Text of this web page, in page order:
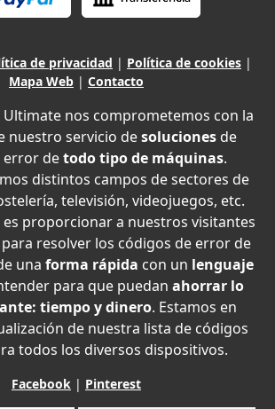
de privacidad | Política de cookies |
Mapa Web | Contacto
Ultimate nos comprometemos con la
nuestro servicio desoluciones de
error detodo tipo de máquinas.
distintos campos de sectores de
televisión, videojuegos, etc.
proporcionar a nuestros visitantes
resolver los códigos de error de
una forma rápida con un lenguaje
para que puedan ahorrar lo
tiempo y dinero. Estamos en
de nuestra lista de códigos
todos los diversos dispositivos.
Facebook | Pinterest